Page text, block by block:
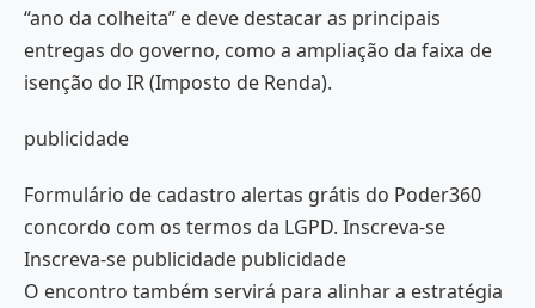
“ano da colheita” e deve destacar as principais
entregas do governo, como a ampliação da faixa de
isenção do IR (Imposto de Renda).
publicidade
Formulário de cadastro alertas grátis do Poder360
concordo com os termos da LGPD. Inscreva-se
Inscreva-se publicidade publicidade
O encontro também servirá para alinhar a estratégia